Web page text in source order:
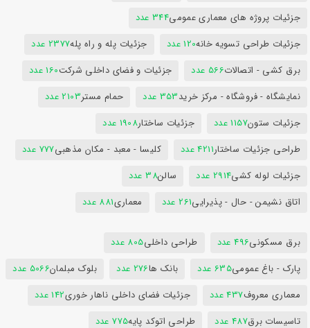
جزئیات پروژه های معماری عمومی344 عدد
جزئیات طراحی تسویه خانه120 عدد جزئیات پله و راه پله2377 عدد
برق کشی - اتصالات566 عدد جزئیات و فضای داخلی شرکت160 عدد
نمایشگاه - فروشگاه - مرکز خرید353 عدد حمام مستر2103 عدد
جزئیات ستون1157 عدد جزئیات ساختار1908 عدد
طراحی جزئیات ساختار4211 عدد کلیسا - معبد - مکان مذهبی777 عدد
جزئیات لوله کشی2914 عدد سالن38 عدد
اتاق نشیمن - حال - پذیرایی261 عدد معماری881 عدد
برق مسکونی496 عدد طراحی داخلی805 عدد
پارک - باغ عمومی635 عدد بانک ها276 عدد بلوک مبلمان5066 عدد
معماری معروف437 عدد جزئیات فضای داخلی ناهار خوری142 عدد
تاسیسات برق487 عدد طراحی اتوکد پایه775 عدد